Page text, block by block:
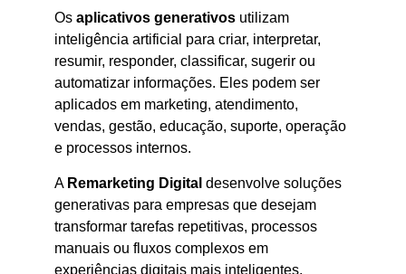
Os aplicativos generativos utilizam
inteligência artificial para criar, interpretar,
resumir, responder, classificar, sugerir ou
automatizar informações. Eles podem ser
aplicados em marketing, atendimento,
vendas, gestão, educação, suporte, operação
e processos internos.
A Remarketing Digital desenvolve soluções
generativas para empresas que desejam
transformar tarefas repetitivas, processos
manuais ou fluxos complexos em
experiências digitais mais inteligentes.